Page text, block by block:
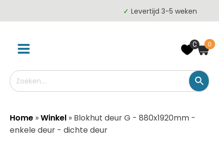
✓ Levertijd 3-5 weken
0 0
Home »Winkel » Blokhut deur G - 880x1920mm -
enkele deur - dichte deur